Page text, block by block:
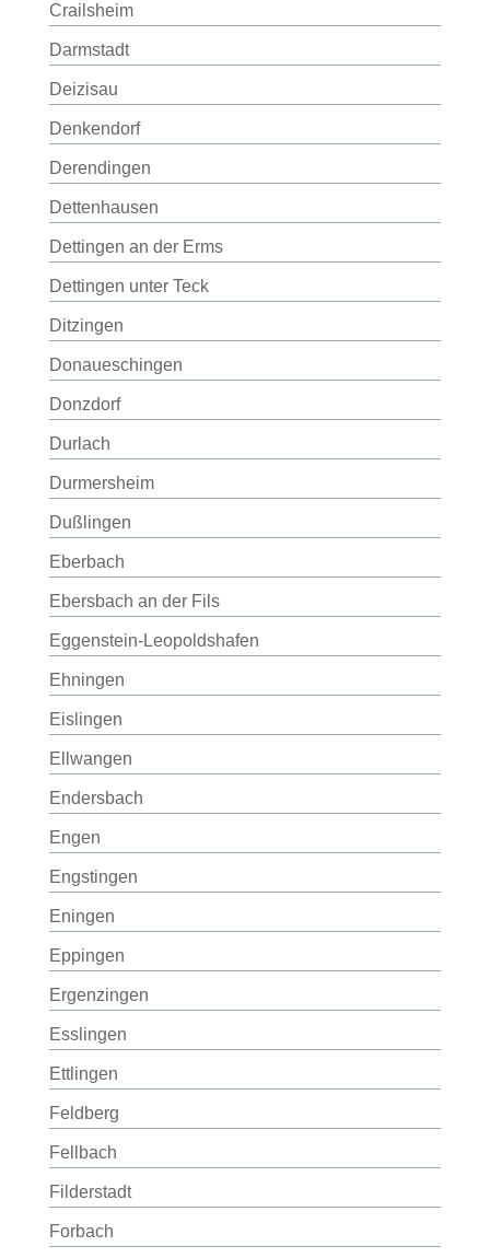
Crailsheim
Darmstadt
Deizisau
Denkendorf
Derendingen
Dettenhausen
Dettingen an der Erms
Dettingen unter Teck
Ditzingen
Donaueschingen
Donzdorf
Durlach
Durmersheim
Dußlingen
Eberbach
Ebersbach an der Fils
Eggenstein-Leopoldshafen
Ehningen
Eislingen
Ellwangen
Endersbach
Engen
Engstingen
Eningen
Eppingen
Ergenzingen
Esslingen
Ettlingen
Feldberg
Fellbach
Filderstadt
Forbach